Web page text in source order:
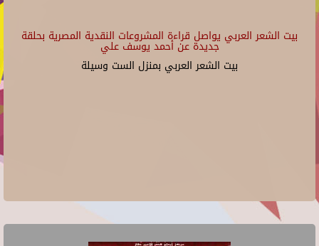
بيت الشعر العربي يواصل قراءة المشروعات النقدية المصرية بحلقة
جديدة عن أحمد يوسف علي
بيت الشعر العربي بمنزل الست وسيلة